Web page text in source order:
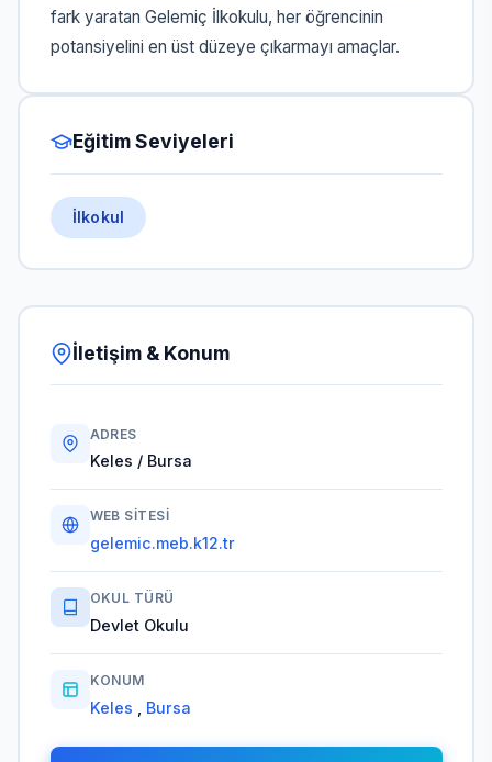
fark yaratan Gelemiç İlkokulu, her öğrencinin
potansiyelini en üst düzeye çıkarmayı amaçlar.
Eğitim Seviyeleri
İlkokul
İletişim & Konum
ADRES
Keles / Bursa
WEB SITESI
gelemic.meb.k12.tr
OKUL TÜRÜ
Devlet Okulu
KONUM
Keles Bursa